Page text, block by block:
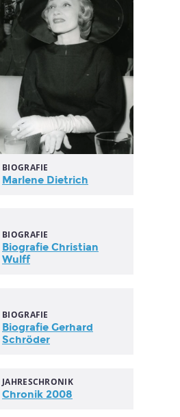
BIOGRAFIE
Marlene Dietrich
BIOGRAFIE
Biografie Christian
Wulff
BIOGRAFIE
Biografie Gerhard
Schröder
JAHRESCHRONIK
Chronik 2008